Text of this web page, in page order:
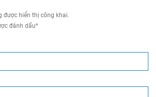
được hiển thị công khai.
đánh dấu*